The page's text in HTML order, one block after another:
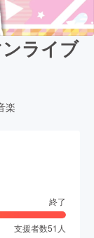
ライブ
楽
終了
支援者数51 人